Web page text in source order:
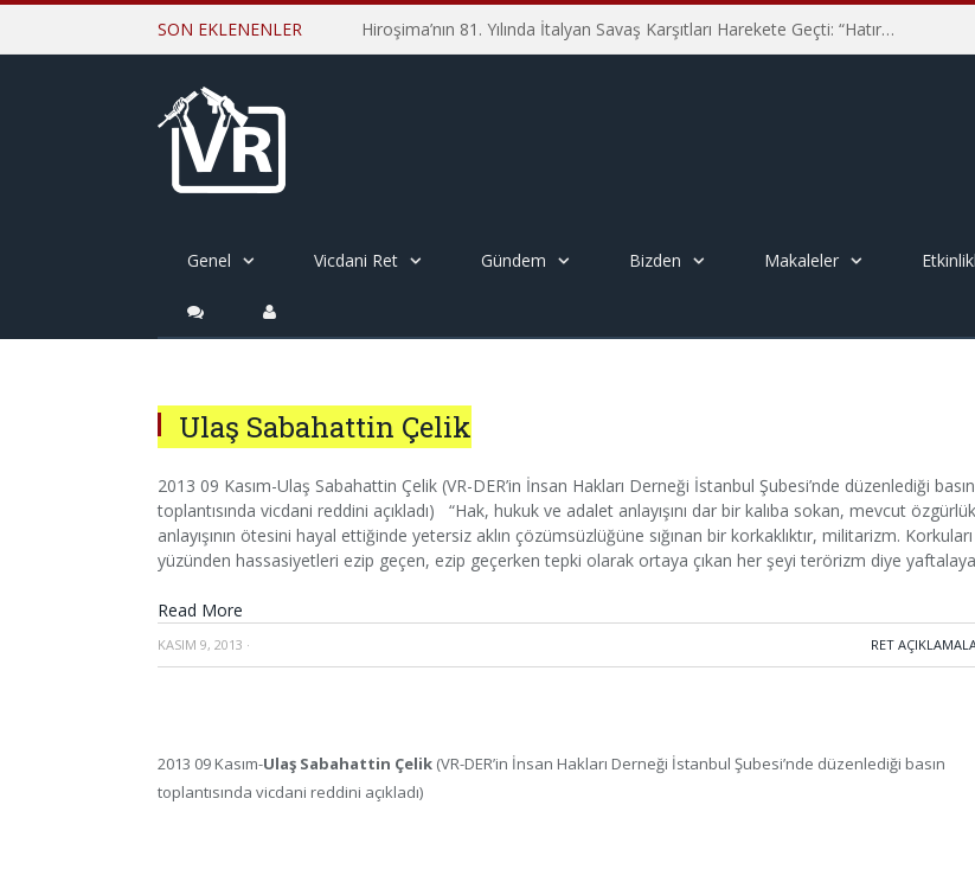
SON EKLENENLER Hiroşima’nın 81. Yılında İtalyan Savaş Karşıtları Harekete Geçti: “Hatırlamak yeterli değil”
Genel Vicdani Ret Gündem Bizden Makaleler
Ulaş Sabahattin Çelik
2013 09 Kasım-Ulaş Sabahattin Çelik (VR-DER’in İnsan Hakları Derneği İstanbul Şubesi’nde düzenlediği basın
toplantısında vicdani reddini açıkladı) “Hak, hukuk ve adalet anlayışını dar bir kalıba sokan, mevcut özgürlük
anlayışının ötesini hayal ettiğinde yetersiz aklın çözümsüzlüğüne sığınan bir korkaklıktır, militarizm. Korkuları
yüzünden hassasiyetleri ezip geçen, ezip geçerken tepki olarak ortaya çıkan her şeyi terörizm diye
Read More
KASIM 9, 2013 · RET
2013 09 Kasım-Ulaş Sabahattin Çelik (VR-DER’in İnsan Hakları Derneği İstanbul Şubesi’nde düzenlediği basın
toplantısında vicdani reddini açıkladı)